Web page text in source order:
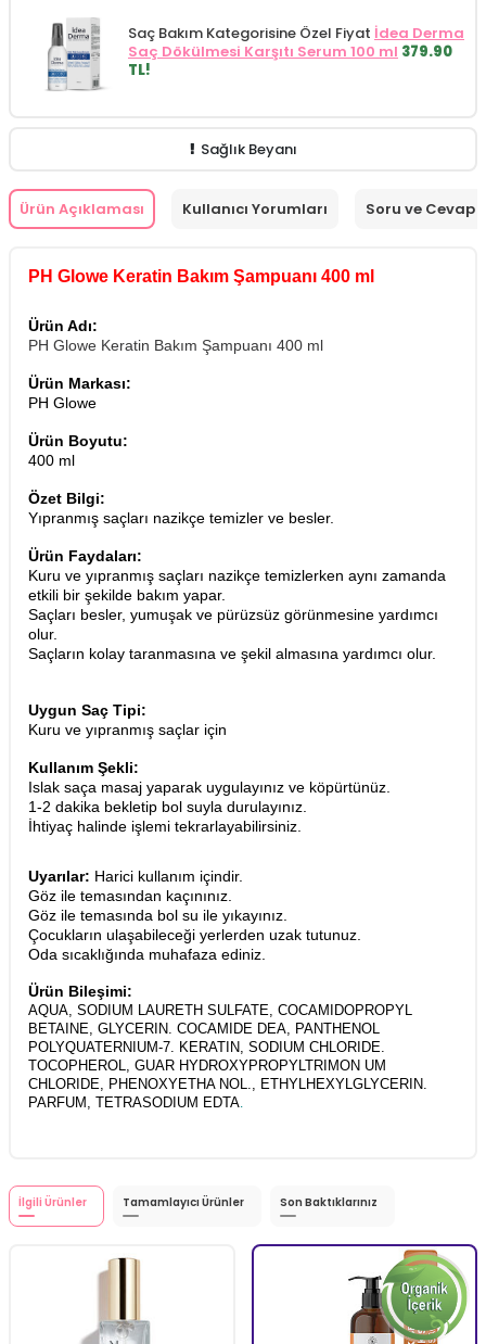
Saç Bakım Kategorisine Özel Fiyat İdea Derma
Saç Dökülmesi Karşıtı Serum 100 ml 379.90
TL!
Sağlık Beyanı
Ürün Açıklaması Kullanıcı Yorumları Soru ve Cevap
PH Glowe Keratin Bakım Şampuanı 400 ml
Ürün Adı:
PH Glowe Keratin Bakım Şampuanı 400 ml
Ürün Markası:
PH Glowe
Ürün Boyutu:
400 ml
Özet Bilgi:
Yıpranmış saçları nazikçe temizler ve besler.
Ürün Faydaları:
Kuru ve yıpranmış saçları nazikçe temizlerken aynı zamanda
etkili bir şekilde bakım yapar.
Saçları besler, yumuşak ve pürüzsüz görünmesine yardımcı
olur.
Saçların kolay taranmasına ve şekil almasına yardımcı olur.
Uygun Saç Tipi:
Kuru ve yıpranmış saçlar için
Kullanım Şekli:
Islak saça masaj yaparak uygulayınız ve köpürtünüz.
1-2 dakika bekletip bol suyla durulayınız.
İhtiyaç halinde işlemi tekrarlayabilirsiniz.
Uyarılar: Harici kullanım içindir.
Göz ile temasından kaçınınız.
Göz ile temasında bol su ile yıkayınız.
Çocukların ulaşabileceği yerlerden uzak tutunuz.
Oda sıcaklığında muhafaza ediniz.
Ürün Bileşimi:
AQUA, SODIUM LAURETH SULFATE, COCAMIDOPROPYL
BETAINE, GLYCERIN. COCAMIDE DEA, PANTHENOL
POLYQUATERNIUM-7. KERATIN, SODIUM CHLORIDE.
TOCOPHEROL, GUAR HYDROXYPROPYLTRIMON UM
CHLORIDE, PHENOXYETHA NOL., ETHYLHEXYLGLYCERIN.
PARFUM, TETRASODIUM EDTA.
İlgili Ürünler Tamamlayıcı Ürünler Son Baktıklarınız